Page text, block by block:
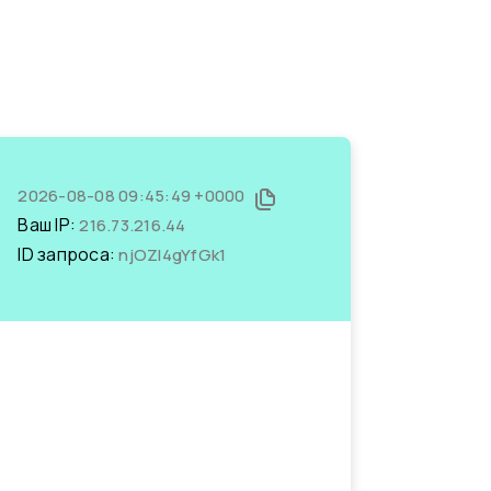
2026-08-08 09:45:49 +0000
Ваш IP:216.73.216.44
ID запроса:njOZl4gYfGk1